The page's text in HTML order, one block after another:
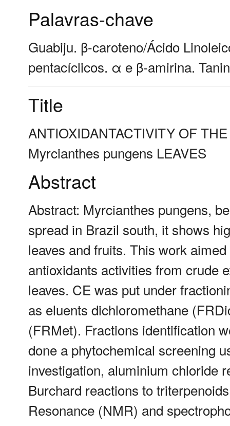
Palavras-chave
Guabiju. β-caroteno/Ácido
pentacíclicos. α e β-amirina.
Title
ANTIOXIDANTACTIVITY OF
Myrcianthes pungens LEAVES
Abstract
Abstract: Myrcianthes pungens,
spread in Brazil south, it shows
leaves and fruits. This work
antioxidants activities from crude
leaves. CE was put under
as eluents dichloromethane
(FRMet). Fractions identification
done a phytochemical screening
investigation, aluminium chloride
Burchard reactions to
Resonance (NMR) and